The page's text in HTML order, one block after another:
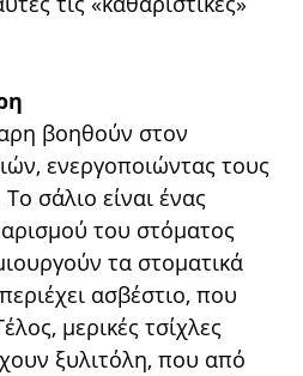
βοηθούν στον
ενεργοποιώντας τους
σάλιο είναι ένας
του στόματος
τα στοματικά
ασβέστιο, που
μερικές τσίχλες
ξυλιτόλη, που από